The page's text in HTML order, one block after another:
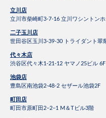
立川店
立川市柴崎町3-7-16 立川ワシントン
二子玉川店
世田谷区玉川3-39-30 トライダント翠
代々木店
渋谷区代々木1-21-12 ヤマノ25ビル 6F
池袋店
豊島区南池袋2-48-2 セザール池袋2F
町田店
町田市原町田2−2−1 M＆Tビル3階